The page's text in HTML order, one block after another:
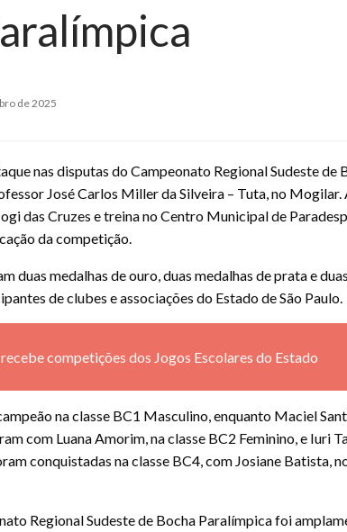
de 2025
nas disputas do Campeonato Regional Sudeste de
José Carlos Miller da Silveira – Tuta, no Mogilar.
das Cruzes e treina no Centro Municipal de
da competição.
duas medalhas de ouro, duas medalhas de prata e
de clubes e associações do Estado de São Paulo.
competições dos Jogos Escolares do Estado
na classe BC1 Masculino, enquanto Maciel
com Luana Amorim, na classe BC2 Feminino, e Iuri
conquistadas na classe BC4, com Josiane Batista,
Regional Sudeste de Bocha Paralímpica foi